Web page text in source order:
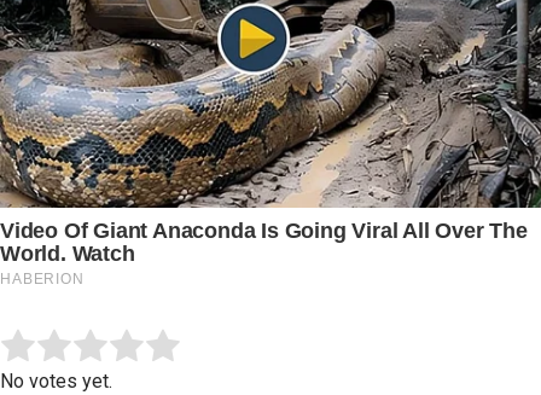
Rate this item:
No votes yet.